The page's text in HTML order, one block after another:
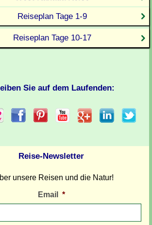
Reiseplan Tage 1-9
Reiseplan Tage 10-17
Sie auf dem Laufenden:
Reise-Newsletter
unsere Reisen und die Natur!
Email *